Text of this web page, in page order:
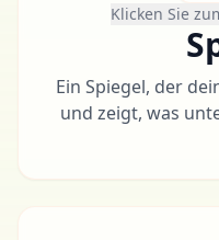
Klicken Sie
Ein Spiegel, der
und zeigt, was